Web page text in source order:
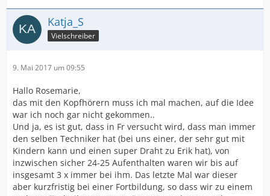
Katja_S
Vielschreiber
9. Mai 2017 um 09:55
Hallo Rosemarie,
das mit den Kopfhörern muss ich mal machen, auf die Idee
war ich noch gar nicht gekommen..
Und ja, es ist gut, dass in Fr versucht wird, dass man immer
den selben Techniker hat (bei uns einer, der sehr gut mit
Kindern kann und einen super Draht zu Erik hat), von
inzwischen sicher 24-25 Aufenthalten waren wir bis auf
insgesamt 3 x immer bei ihm. Das letzte Mal war dieser
aber kurzfristig bei einer Fortbildung, so dass wir zu einem